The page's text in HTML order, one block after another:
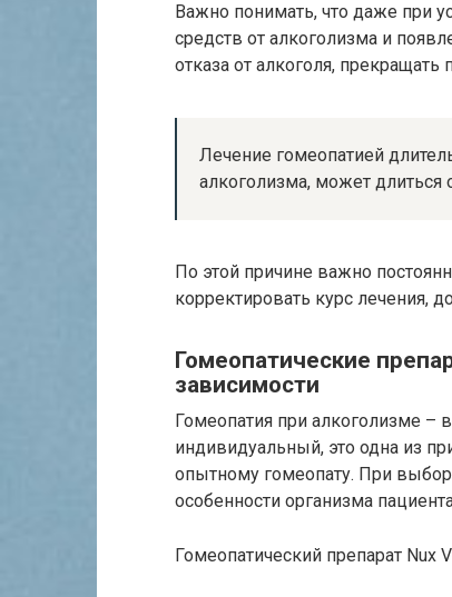
Важно понимать, что даже при
средств от алкоголизма и
отказа от алкоголя, прекращать
Лечение гомеопатией
алкоголизма, может длиться
По этой причине важно
корректировать курс лечения,
Гомеопатические
зависимости
Гомеопатия при алкоголизме –
индивидуальный, это одна из
опытному гомеопату. При
особенности организма
Гомеопатический препарат Nux